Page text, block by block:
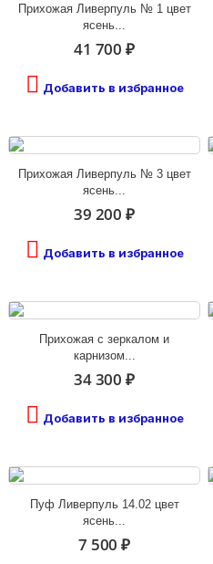
Прихожая Ливерпуль № 1 цвет
ясень...
41 700 ₽
Добавить в избранное
Прихожая Ливерпуль № 3 цвет
ясень...
39 200 ₽
Добавить в избранное
Прихожая с зеркалом и
карнизом...
34 300 ₽
Добавить в избранное
Пуф Ливерпуль 14.02 цвет
ясень...
7 500 ₽